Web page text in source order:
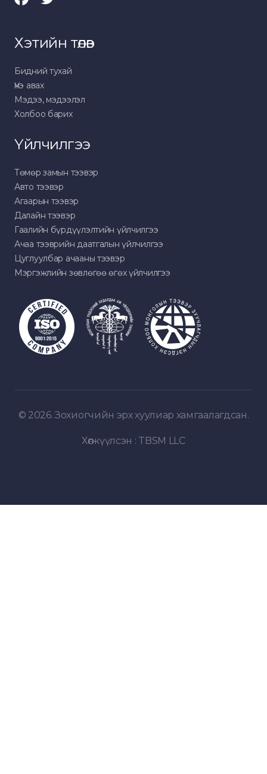
Хэтийн төлөв
Бидний тухай
Үнэ авах
Мэдээ, мэдээлэл
Холбоо барих
Үйлчилгээ
Төмөр замын тээвэр
Авто тээвэр
Агаарын тээвэр
Далайн тээвэр
Гаалийн бүрдүүлэлтийн үйлчилгээ
Ачаа тээврийн даатгалын үйлчилгээ
Цуглуулбар ачааны тээвэр
Мэргэжлийн зөвлөгөө өгөх үйлчилгээ
© 2026. Зохиогчийн эрх хуулиар хамгаалагдсан.
Хөгжүүлсэн : TBSM LLC